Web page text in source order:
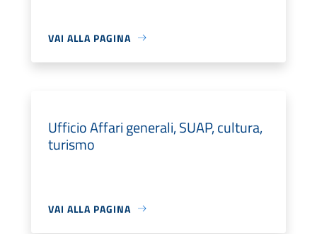
VAI ALLA PAGINA
Ufficio Affari generali, SUAP, cultura,
turismo
VAI ALLA PAGINA